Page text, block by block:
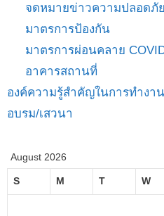
จดหมายข่าวความปลอดภั
มาตรการป้องกัน
มาตรการผ่อนคลาย
อาคารสถานที่
องค์ความรู้สำคัญในการทำงา
อบรม/เสวนา
August 2026
S M T W